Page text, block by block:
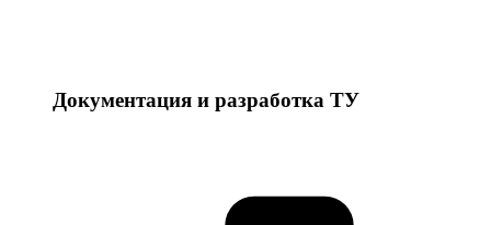
Документация и разработка ТУ